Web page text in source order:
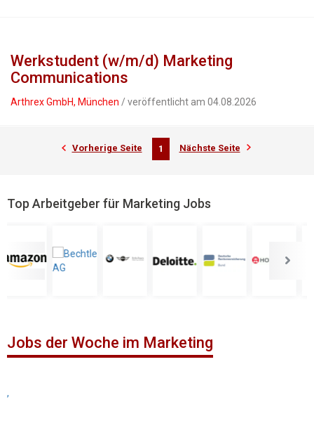
Werkstudent (w/m/d) Marketing
Communications
Arthrex GmbH, München / veröffentlicht am 04.08.2026
Vorherige Seite 1 Nächste Seite
Top Arbeitgeber für Marketing Jobs
Jobs der Woche im Marketing
,